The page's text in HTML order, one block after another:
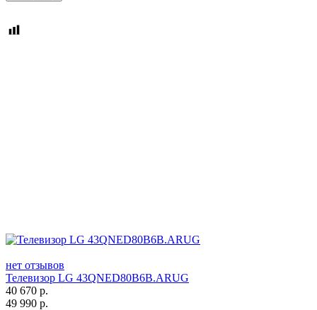
нет отзывов
Телевизор LG 43QNED80B6B.ARUG
40 670 р.
49 990 р.